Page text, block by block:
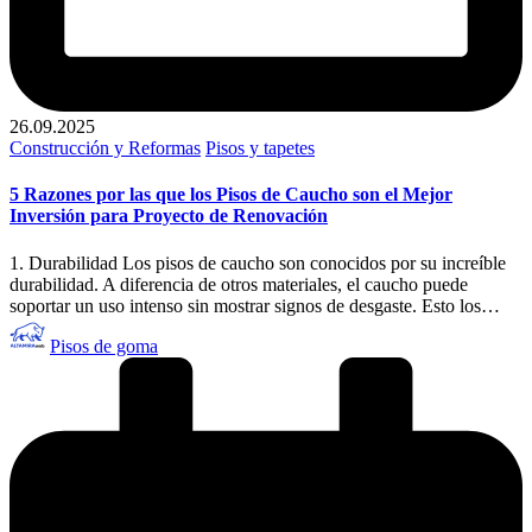
26.09.2025
Publicado
Construcción y Reformas Pisos y tapetes
5 Razones por las que los Pisos de Caucho son el Mejor
Inversión para Proyecto de Renovación
1. Durabilidad Los pisos de caucho son conocidos por su increíble
durabilidad. A diferencia de otros materiales, el caucho puede
soportar un uso intenso sin mostrar signos de desgaste. Esto los…
Publicado
por
Pisos de goma